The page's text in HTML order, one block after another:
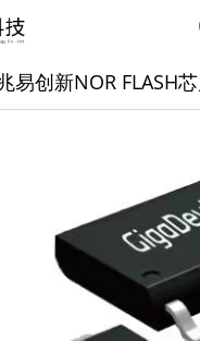
>Nor Flash
GigaDevice
易创新NOR FLASH